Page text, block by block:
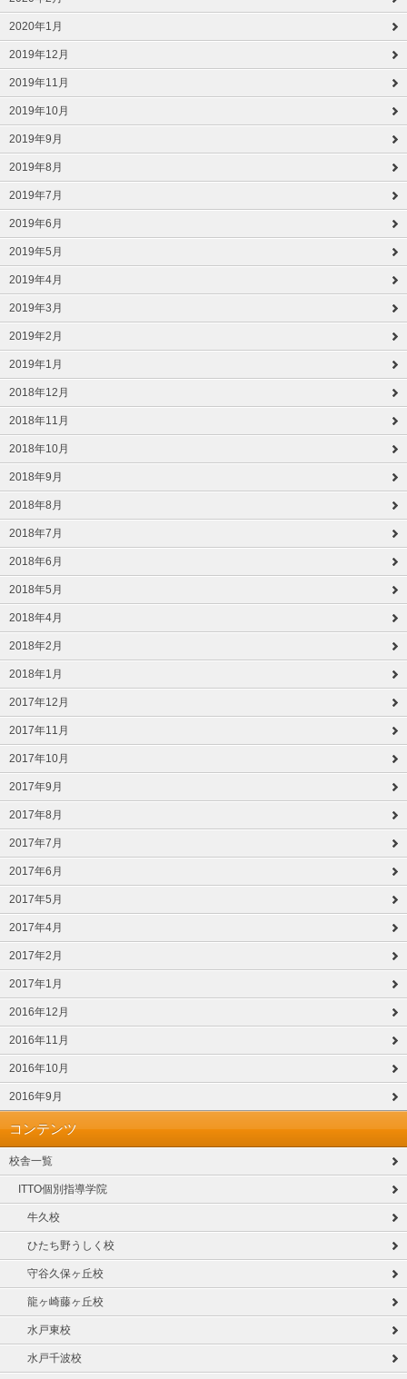
2020年1月
2019年12月
2019年11月
2019年10月
2019年9月
2019年8月
2019年7月
2019年6月
2019年5月
2019年4月
2019年3月
2019年2月
2019年1月
2018年12月
2018年11月
2018年10月
2018年9月
2018年8月
2018年7月
2018年6月
2018年5月
2018年4月
2018年2月
2018年1月
2017年12月
2017年11月
2017年10月
2017年9月
2017年8月
2017年7月
2017年6月
2017年5月
2017年4月
2017年2月
2017年1月
2016年12月
2016年11月
2016年10月
2016年9月
コンテンツ
校舎一覧
ITTO個別指導学院
牛久校
ひたち野うしく校
守谷久保ヶ丘校
龍ヶ崎藤ヶ丘校
水戸東校
水戸千波校